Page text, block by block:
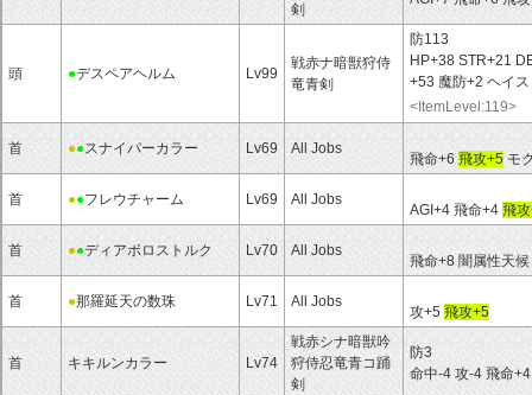
剣
頭 ●デスペアヘルム Lv99
戦赤ナ暗獣狩侍
竜青剣
防113
HP+38 STR+21
+53 魔防+2 ヘイ
<ItemLevel:119>
首 ●●スナイパーカラー Lv69 All Jobs
飛命+6 飛攻+5 モ
首 ●●フレウチャーム Lv69 All Jobs
AGI+4 飛命+4 飛
首 ●●ディアボロストルク Lv70 All Jobs
飛命+8 闇属性天
首 ●那羅延天の数珠 Lv71 All Jobs
攻+5 飛攻+5
首 キキルンカラー Lv74
戦赤シナ暗獣吟
狩侍忍竜青コ踊
剣
防3
命中-4 攻-4 飛命